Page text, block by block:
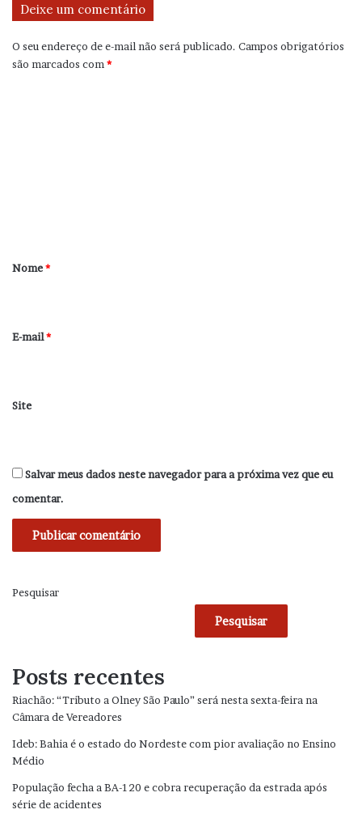
Deixe um comentário
O seu endereço de e-mail não será publicado. Campos obrigatórios
são marcados com *
r
*
Nome*
E-mail*
Site
Salvar meus dados neste navegador para a próxima vez que eu
comentar.
Pesquisar
Pesquisar
Posts recentes
Riachão: “Tributo a Olney São Paulo” será nesta sexta-feira na
Câmara de Vereadores
Ideb: Bahia é o estado do Nordeste com pior avaliação no Ensino
Médio
População fecha a BA-120 e cobra recuperação da estrada após
série de acidentes